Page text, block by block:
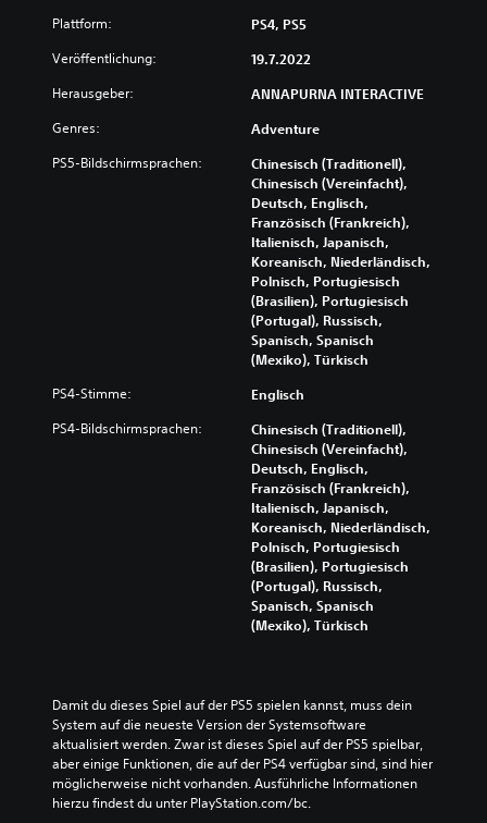
Plattform: PS4, PS5
Veröffentlichung: 19.7.2022
Herausgeber: ANNAPURNA INTERACTIVE
Genres: Adventure
PS5-Bildschirmsprachen:
Chinesisch (Traditionell),
Chinesisch (Vereinfacht),
Deutsch, Englisch,
Französisch (Frankreich),
Italienisch, Japanisch,
Koreanisch, Niederländisch,
Polnisch, Portugiesisch
(Brasilien), Portugiesisch
(Portugal), Russisch,
Spanisch, Spanisch
(Mexiko), Türkisch
PS4-Stimme: Englisch
PS4-Bildschirmsprachen:
Chinesisch (Traditionell),
Chinesisch (Vereinfacht),
Deutsch, Englisch,
Französisch (Frankreich),
Italienisch, Japanisch,
Koreanisch, Niederländisch,
Polnisch, Portugiesisch
(Brasilien), Portugiesisch
(Portugal), Russisch,
Spanisch, Spanisch
(Mexiko), Türkisch
Damit du dieses Spiel auf der PS5 spielen kannst, muss dein
System auf die neueste Version der Systemsoftware
aktualisiert werden. Zwar ist dieses Spiel auf der PS5 spielbar,
aber einige Funktionen, die auf der PS4 verfügbar sind, sind hier
möglicherweise nicht vorhanden. Ausführliche Informationen
hierzu findest du unter PlayStation.com/bc.